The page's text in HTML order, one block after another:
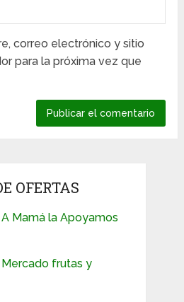
correo electrónico y sitio
para la próxima vez que
OFERTAS
Mamá la Apoyamos
frutas y